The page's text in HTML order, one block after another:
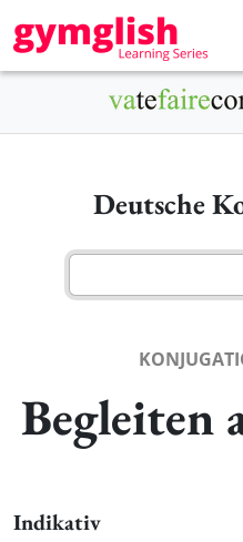
Deutsche
Begleiten
Indikativ